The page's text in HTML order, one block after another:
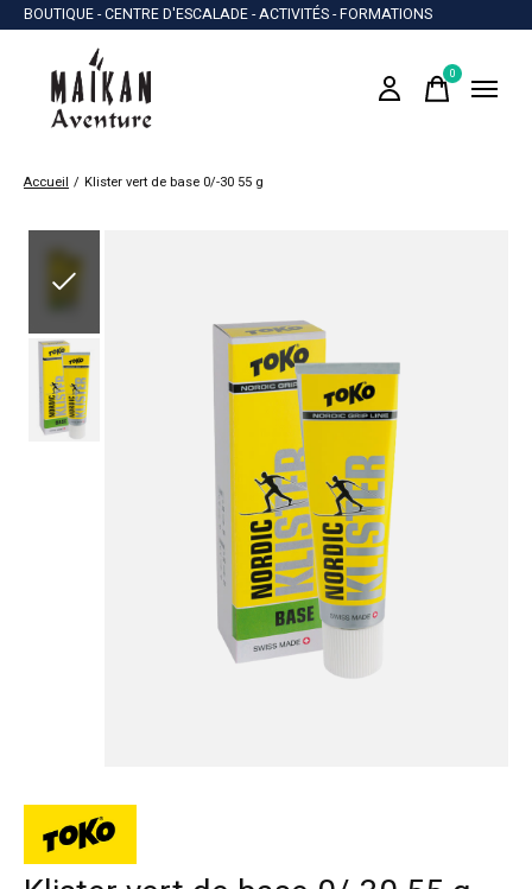
BOUTIQUE - CENTRE D'ESCALADE - ACTIVITÉS - FORMATIONS
0items
Accueil / Klister vert de base 0/-30 55 g